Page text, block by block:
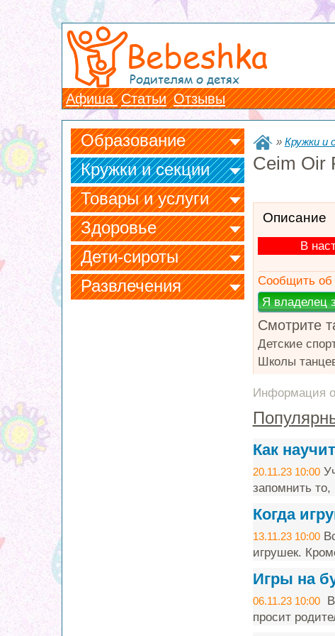
Bebeshka
Родителям о детях
Афиша Статьи Отзывы
Образование
Кружки и секции
Товары и услуги
Здоровье
Дети-сироты
Развлечения
» Кружки и
Ceim Oir
Описание
В
Сообщить об
Смотрите
Детские
Школы
Информация
Как
20.11.23 10:00
запомнить
Когда
13.11.23 10:00
игрушек.
Игры на
06.11.23 10:00
просит